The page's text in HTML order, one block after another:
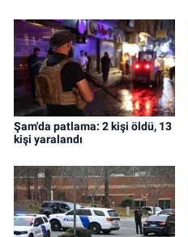
Şam'da patlama: 2 kişi öldü, 13
kişi yaralandı